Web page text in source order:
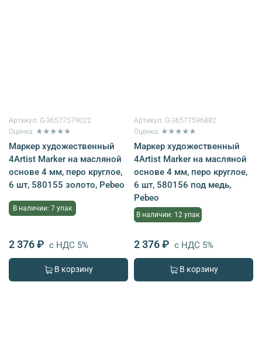
Артикул: G-36577579022
Оценка: ★★★★★
Маркер художественный
4Artist Marker на масляной
основе 4 мм, перо круглое,
6 шт, 580155 золото, Pebeo
В наличии: 7 упак
2 376 ₽ с НДС 5%
В корзину
Артикул: G-36577596882
Оценка: ★★★★★
Маркер художественный
4Artist Marker на масляной
основе 4 мм, перо круглое,
6 шт, 580156 под медь,
Pebeo
В наличии: 12 упак
2 376 ₽ с НДС 5%
В корзину